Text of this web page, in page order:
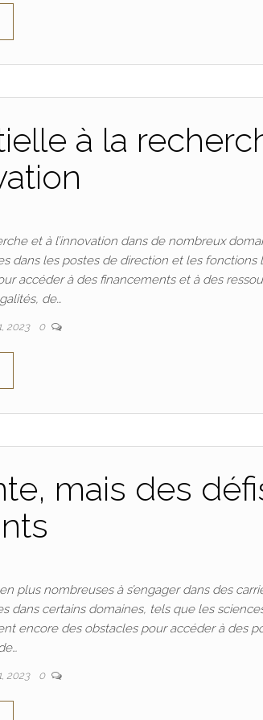
à la
et à l’innovation dans de nombreux
dans les postes de direction et les fonctions
accéder à des financements et à des
de…
2023 0
mais des
plus nombreuses à s’engager dans des
dans certains domaines, tels que les
encore des obstacles pour accéder à des
2023 0